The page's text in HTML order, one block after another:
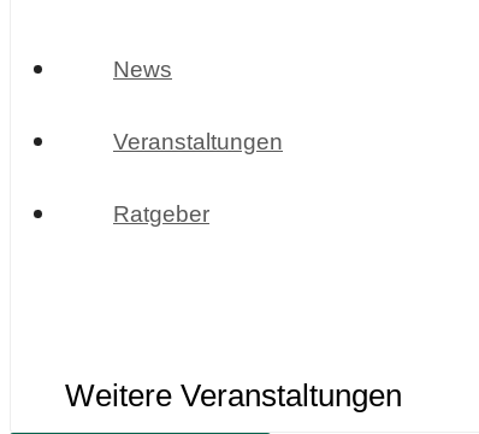
News
Veranstaltungen
Ratgeber
Weitere Veranstaltungen